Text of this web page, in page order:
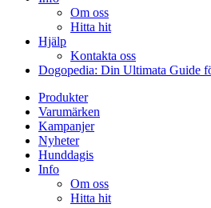
Om oss
Hitta hit
Hjälp
Kontakta oss
Dogopedia: Din Ultimata Guide
Produkter
Varumärken
Kampanjer
Nyheter
Hunddagis
Info
Om oss
Hitta hit